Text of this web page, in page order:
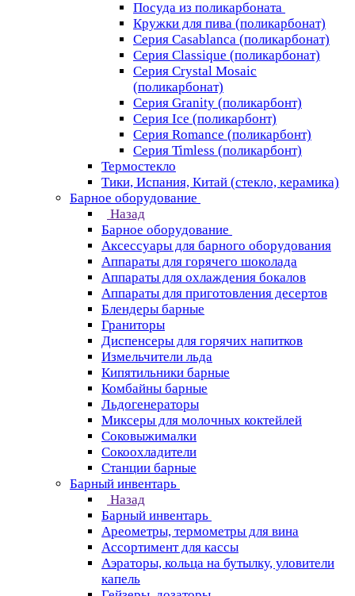
Посуда из поликарбоната
Кружки для пива (поликарбонат)
Серия Casablanсa (поликарбонат)
Серия Classique (поликарбонат)
Серия Crystal Mosaic
(поликарбонат)
Серия Granity (поликарбонт)
Серия Ice (поликарбонт)
Серия Romance (поликарбонт)
Серия Timless (поликарбонт)
Термостекло
Тики, Испания, Китай (стекло, керамика)
Барное оборудование
Назад
Барное оборудование
Аксессуары для барного оборудования
Аппараты для горячего шоколада
Аппараты для охлаждения бокалов
Аппараты для приготовления десертов
Блендеры барные
Граниторы
Диспенсеры для горячих напитков
Измельчители льда
Кипятильники барные
Комбайны барные
Льдогенераторы
Миксеры для молочных коктейлей
Соковыжималки
Сокоохладители
Станции барные
Барный инвентарь
Назад
Барный инвентарь
Ареометры, термометры для вина
Ассортимент для кассы
Аэраторы, кольца на бутылку, уловители
капель